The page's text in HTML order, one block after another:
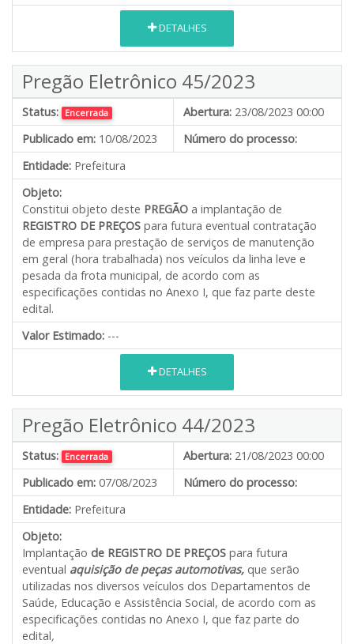
DETALHES
Pregão Eletrônico 45/2023
Status: Encerrada Abertura: 23/08/2023 00:00
Publicado em: 10/08/2023
Número do processo:
Entidade: Prefeitura
Objeto:
Constitui objeto deste PREGÃO a implantação de
REGISTRO DE PREÇOS para futura eventual contratação
de empresa para prestação de serviços de manutenção
em geral (hora trabalhada) nos veículos da linha leve e
pesada da frota municipal, de acordo com as
especificações contidas no Anexo I, que faz parte deste
edital.
Valor Estimado: ---
DETALHES
Pregão Eletrônico 44/2023
Status: Encerrada Abertura: 21/08/2023 00:00
Publicado em: 07/08/2023
Número do processo:
Entidade: Prefeitura
Objeto:
Implantação de REGISTRO DE PREÇOS para futura
eventual aquisição de peças automotivas, que serão
utilizadas nos diversos veículos dos Departamentos de
Saúde, Educação e Assistência Social, de acordo com as
especificações contidas no Anexo I, que faz parte do
edital,